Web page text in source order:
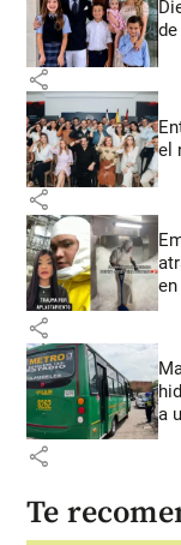
share
el
share
share
a
share
Te